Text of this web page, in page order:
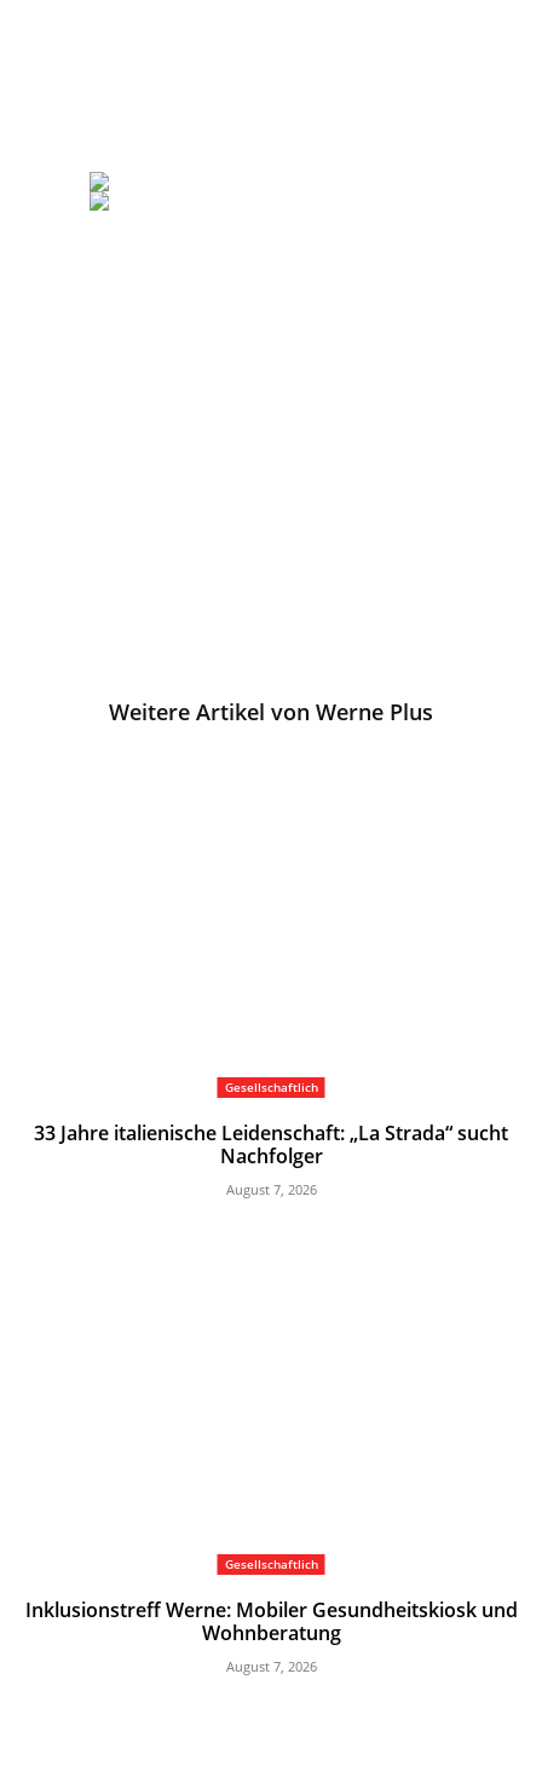
Weitere Artikel von Werne Plus
Gesellschaftlich
33 Jahre italienische Leidenschaft: „La Strada“ sucht
Nachfolger
August 7, 2026
Gesellschaftlich
Inklusionstreff Werne: Mobiler Gesundheitskiosk und
Wohnberatung
August 7, 2026